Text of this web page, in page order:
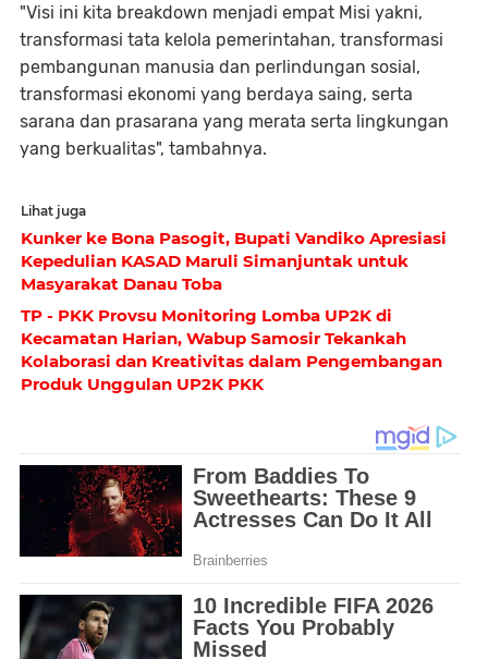
"Visi ini kita breakdown menjadi empat Misi yakni,
transformasi tata kelola pemerintahan, transformasi
pembangunan manusia dan perlindungan sosial,
transformasi ekonomi yang berdaya saing, serta
sarana dan prasarana yang merata serta lingkungan
yang berkualitas", tambahnya.
Lihat juga
Kunker ke Bona Pasogit, Bupati Vandiko Apresiasi
Kepedulian KASAD Maruli Simanjuntak untuk
Masyarakat Danau Toba
TP - PKK Provsu Monitoring Lomba UP2K di
Kecamatan Harian, Wabup Samosir Tekankah
Kolaborasi dan Kreativitas dalam Pengembangan
Produk Unggulan UP2K PKK